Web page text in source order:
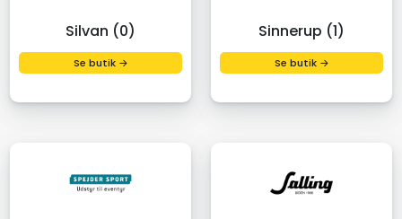
Silvan (0)
Se butik →
Sinnerup (1)
Se butik →